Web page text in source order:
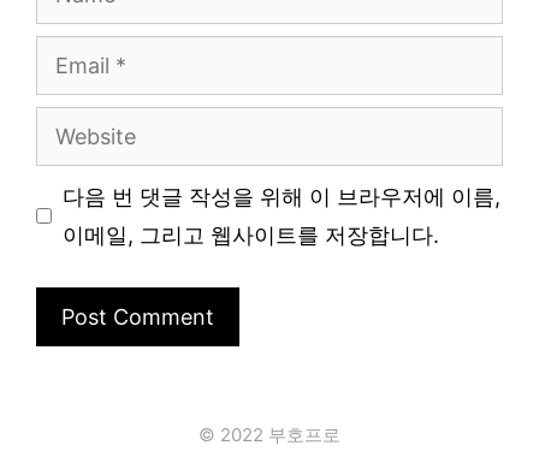
Email
Website
다음 번 댓글 작성을 위해 이 브라우저에 이름,
이메일, 그리고 웹사이트를 저장합니다.
© 2022 부호프로